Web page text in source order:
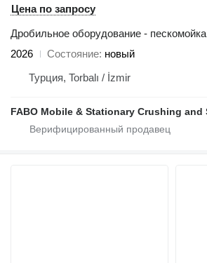
Цена по запросу
Дробильное оборудование - пескомойка
2026
Состояние новый
Турция, Torbalı / İzmir